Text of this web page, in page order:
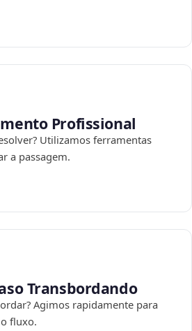
Profissional
Utilizamos ferramentas
a passagem.
Transbordando
Agimos rapidamente para
fluxo.